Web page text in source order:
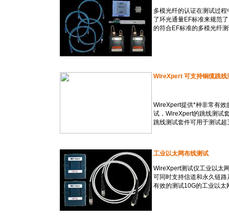
多模光纤的认证在测试过
了环光通量EF标准来规范
的符合EF标准的多模光纤
WireXpert 可支持铜缆跳线
WireXpert提供*种非常有效
试，WireXpert的跳线测试
跳线测试套件可用于测试
工业以太网布线测试
WireXpert测试仪工业以太
可同时支持信道和永久链
有效的测试10G的工业以太